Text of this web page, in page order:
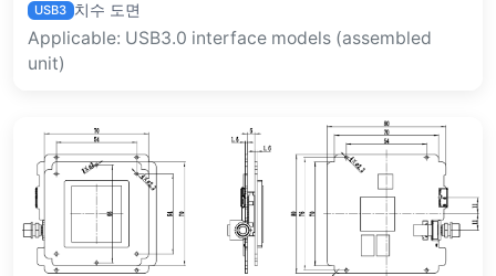
USB3 치수 도면
Applicable: USB3.0 interface models (assembled
unit)